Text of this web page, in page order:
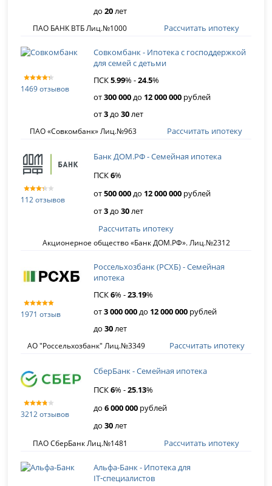
до20лет
ПАО БАНК ВТБ Лиц.№1000 Рассчитать ипотеку
1469 отзывов
Совкомбанк - Ипотека с господдержкой
для семей с детьми
ПСК5.99% -24.5%
от300 000до 12 000 000 рублей
от3до30лет
ПАО «Совкомбанк» Лиц.№963 Рассчитать ипотеку
112 отзывов
Банк ДОМ.РФ - Семейная ипотека
ПСК6%
от500 000до 12 000 000 рублей
от3до30лет
Акционерное общество «Банк ДОМ.РФ». Лиц.№2312
Рассчитать ипотеку
1971 отзыв
Россельхозбанк (РСХБ) - Семейная
ипотека
ПСК6% -23.19%
от3 000 000до 12 000 000 рублей
до30лет
АО "Россельхозбанк" Лиц.№3349 Рассчитать ипотеку
3212 отзывов
СберБанк - Семейная ипотека
ПСК6% -25.13%
до6 000 000 рублей
до30лет
ПАО СберБанк Лиц.№1481 Рассчитать ипотеку
Альфа-Банк - Ипотека для
IT‑специалистов